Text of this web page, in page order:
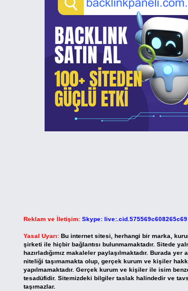
Reklam ve İletişim: Skype: live:.cid.575569c608265c69
Yasal Uyarı: Bu internet sitesi, herhangi bir marka,
şirketi ile hiçbir bağlantısı bulunmamaktadır. Sitede
hazırladığımız makaleler paylaşılmaktadır. Burada
niteliği taşımamakta olup, gerçek kurum ve kişiler
yapılmamaktadır. Gerçek kurum ve kişiler ile isim
tesadüfidir. Sitemizdeki bilgiler taslak halindedir ve
taşımazlar.